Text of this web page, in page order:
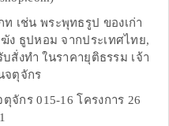
เช่น พระพุทธรูป ของเก่า
ง ธูปหอม จากประเทศไทย,
สั่งทำ ในราคายุติธรรม เจ้า
จตุจักร
จักร 015-16 โครงการ 26